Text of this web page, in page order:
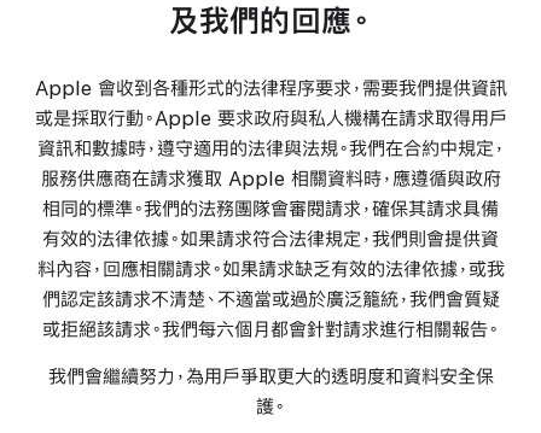
及我們的回應。
Apple 會收到各種形式的法律程序要求，需要我們提供資訊
或是採取行動。Apple 要求政府與私人機構在請求取得用戶
資訊和數據時，遵守適用的法律與法規。我們在合約中規定，
服務供應商在請求獲取 Apple 相關資料時，應遵循與政府
相同的標準。我們的法務團隊會審閱請求，確保其請求具備
有效的法律依據。如果請求符合法律規定，我們則會提供資
料內容，回應相關請求。如果請求缺乏有效的法律依據，或我
們認定該請求不清楚、不適當或過於廣泛籠統，我們會質疑
或拒絕該請求。我們每六個月都會針對請求進行相關報告。
我們會繼續努力，為用戶爭取更大的透明度和資料安全保
護。